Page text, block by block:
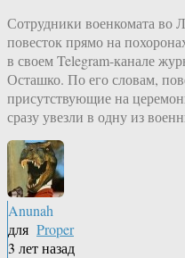
Сотрудники военкомата во
повесток прямо на
в своем Telegram-канале
Осташко. По его словам,
присутствующие на
сразу увезли в одну из
Anunah
для Proper
3 лет назад